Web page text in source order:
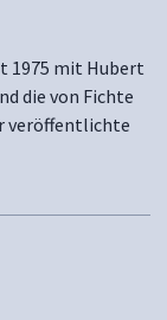
1975 mit Hubert
die von Fichte
veröffentlichte